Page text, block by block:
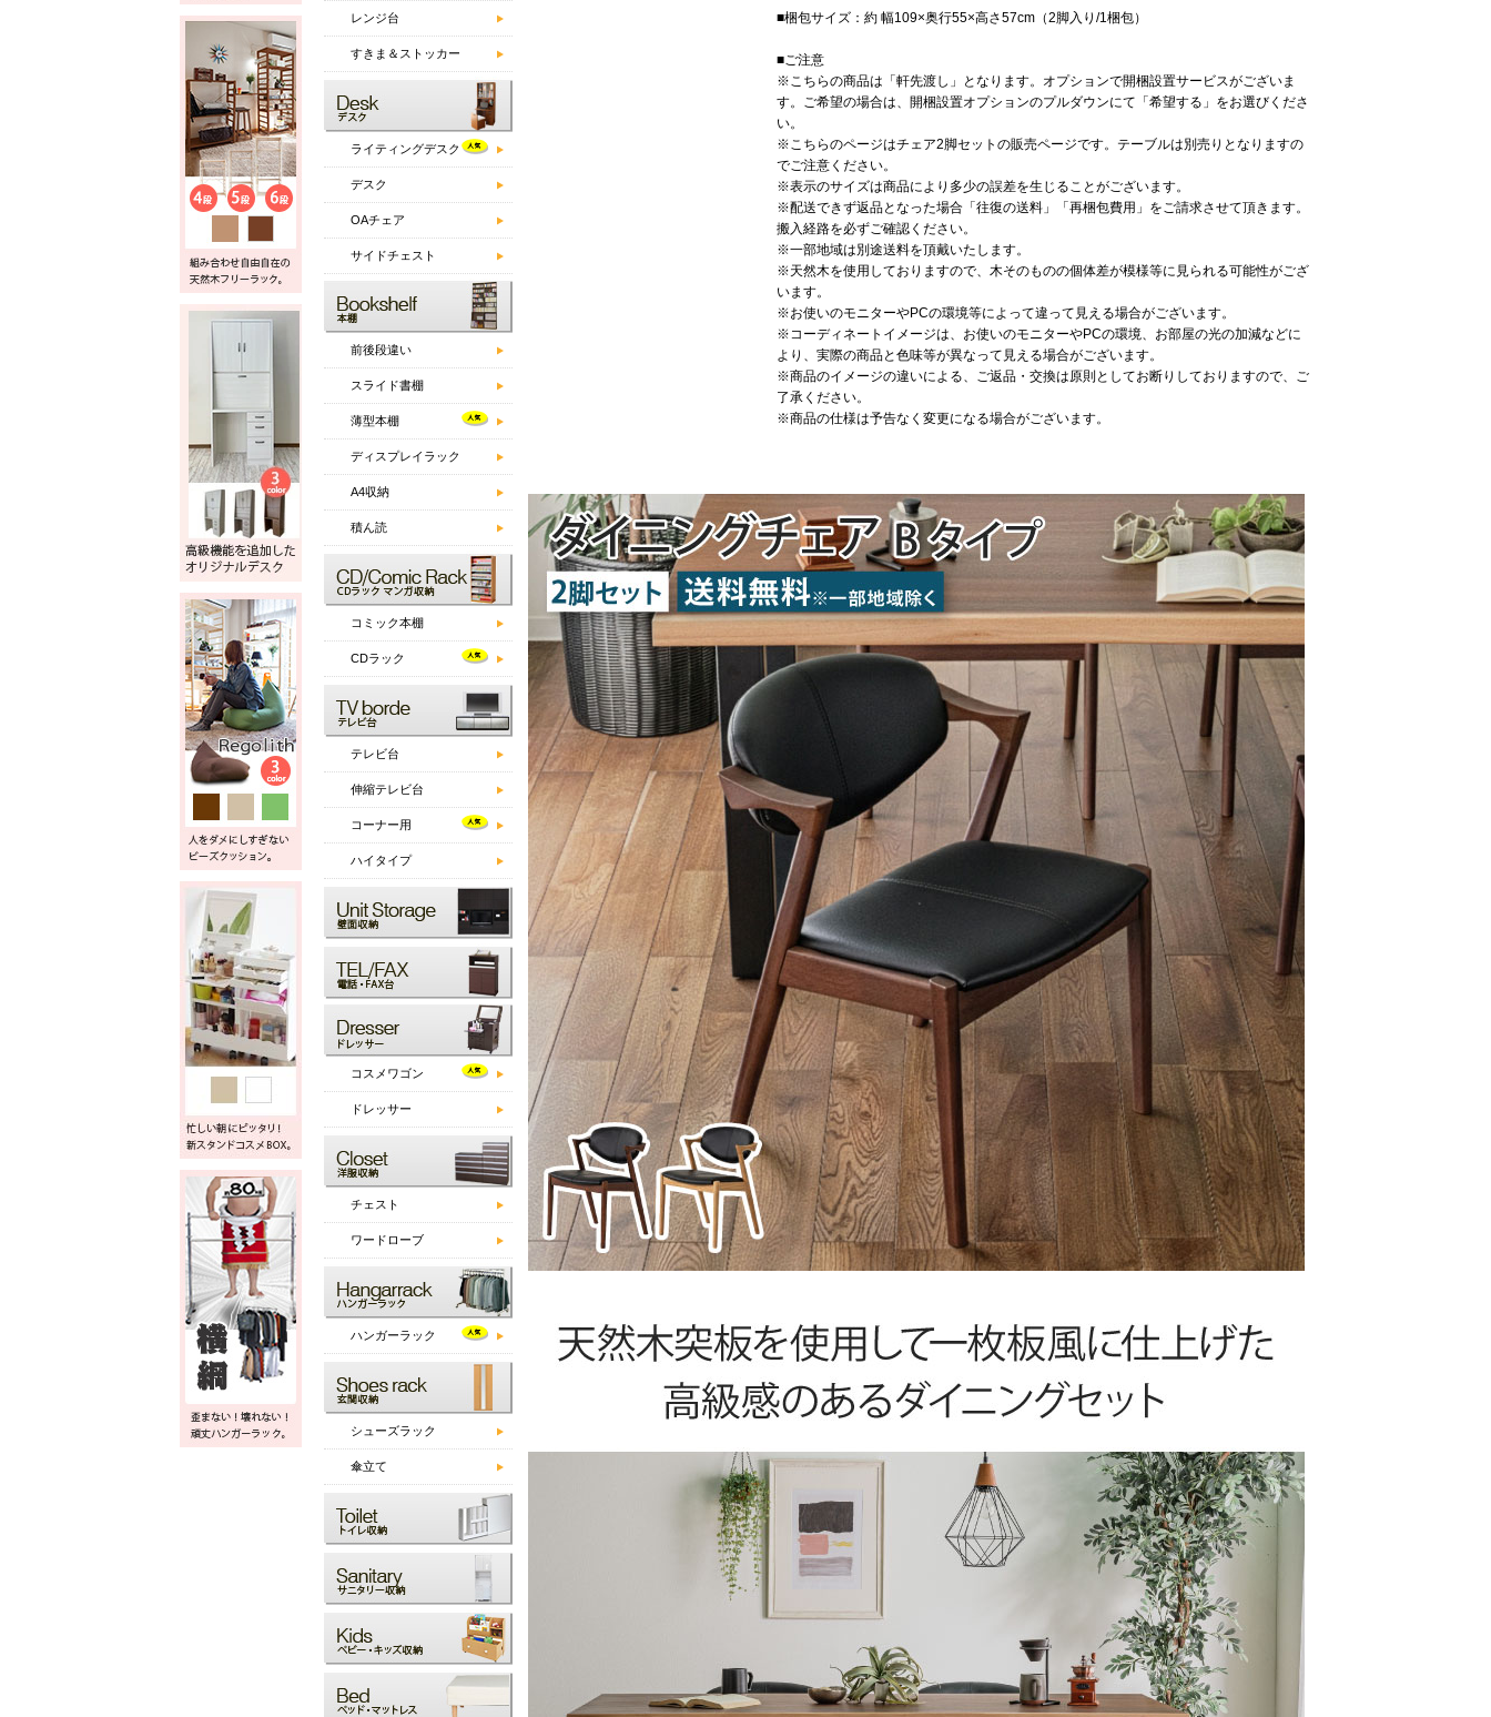
レンジ台
すきま＆ストッカー
ライティングデスク
デスク
OAチェア
サイドチェスト
前後段違い
スライド書棚
薄型本棚
ディスプレイラック
A4収納
積ん読
コミック本棚
CDラック
テレビ台
伸縮テレビ台
コーナー用
ハイタイプ
コスメワゴン
ドレッサー
チェスト
ワードローブ
ハンガーラック
シューズラック
傘立て
■梱包サイズ：約 幅109×奥行55×高さ57cm（2脚入り/1梱包）
■ご注意
※こちらの商品は「軒先渡し」となります。オプションで開梱設置サービスがございま
す。ご希望の場合は、開梱設置オプションのプルダウンにて「希望する」をお選びくださ
い。
※こちらのページはチェア2脚セットの販売ページです。テーブルは別売りとなりますの
でご注意ください。
※表示のサイズは商品により多少の誤差を生じることがございます。
※配送できず返品となった場合「往復の送料」「再梱包費用」をご請求させて頂きます。
搬入経路を必ずご確認ください。
※一部地域は別途送料を頂戴いたします。
※天然木を使用しておりますので、木そのものの個体差が模様等に見られる可能性がござ
います。
※お使いのモニターやPCの環境等によって違って見える場合がございます。
※コーディネートイメージは、お使いのモニターやPCの環境、お部屋の光の加減などに
より、実際の商品と色味等が異なって見える場合がございます。
※商品のイメージの違いによる、ご返品・交換は原則としてお断りしておりますので、ご
了承ください。
※商品の仕様は予告なく変更になる場合がございます。